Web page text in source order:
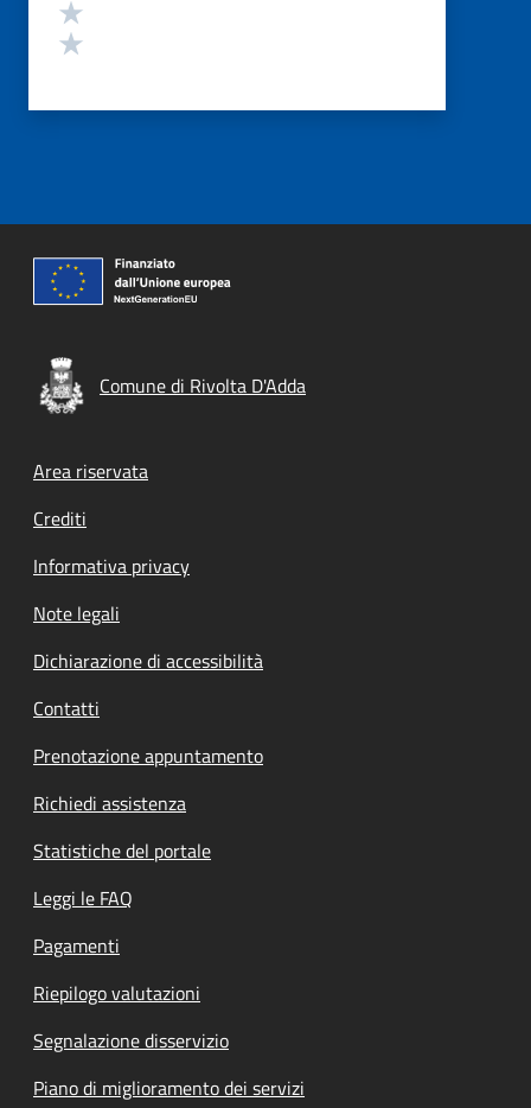
Comune di Rivolta D'Adda
Footer menu
Area riservata
Crediti
Informativa privacy
Note legali
Dichiarazione di accessibilità
Contatti
Prenotazione appuntamento
Richiedi assistenza
Statistiche del portale
Leggi le FAQ
Pagamenti
Riepilogo valutazioni
Segnalazione disservizio
Piano di miglioramento dei servizi